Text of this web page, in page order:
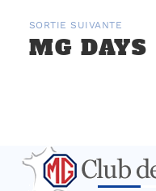
SORTIE SUIVANTE